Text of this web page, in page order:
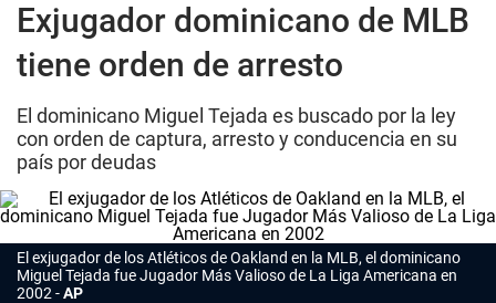
Exjugador dominicano de MLB
tiene orden de arresto
El dominicano Miguel Tejada es buscado por la ley
con orden de captura, arresto y conducencia en su
país por deudas
El exjugador de los Atléticos de Oakland en la MLB, el dominicano
Miguel Tejada fue Jugador Más Valioso de La Liga Americana en
2002
AP